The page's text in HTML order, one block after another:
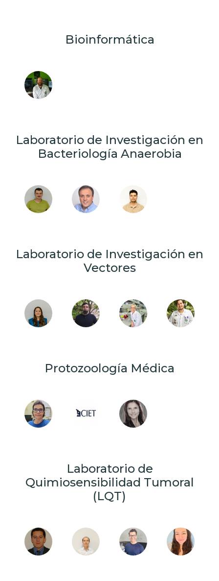
Bioinformática
Laboratorio de Investigación en
Bacteriología Anaerobia
Laboratorio de Investigación en
Vectores
Protozoología Médica
Laboratorio de
Quimiosensibilidad Tumoral
(LQT)